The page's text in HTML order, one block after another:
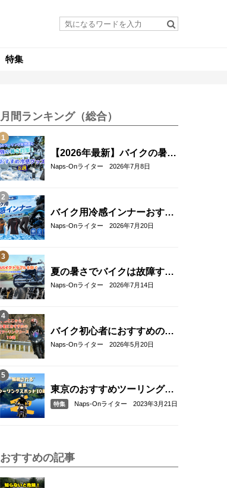
特集
月間ランキング（総合）
【2026年最新】バイクの暑さ
対策・冷感グッズおすすめ8
Naps-Onライター 2026年7月8日
バイク用冷感インナーおすす
め22選！夏のツーリングを快
Naps-Onライター 2026年7月20日
夏の暑さでバイクは故障す
る？起こりやすいトラブルと
Naps-Onライター 2026年7月14日
バイク初心者におすすめの関
東近郊ツーリングコース10選
Naps-Onライター 2026年5月20日
東京のおすすめツーリングス
ポット10選
特集 Naps-Onライター 2023年3月21日
おすすめの記事